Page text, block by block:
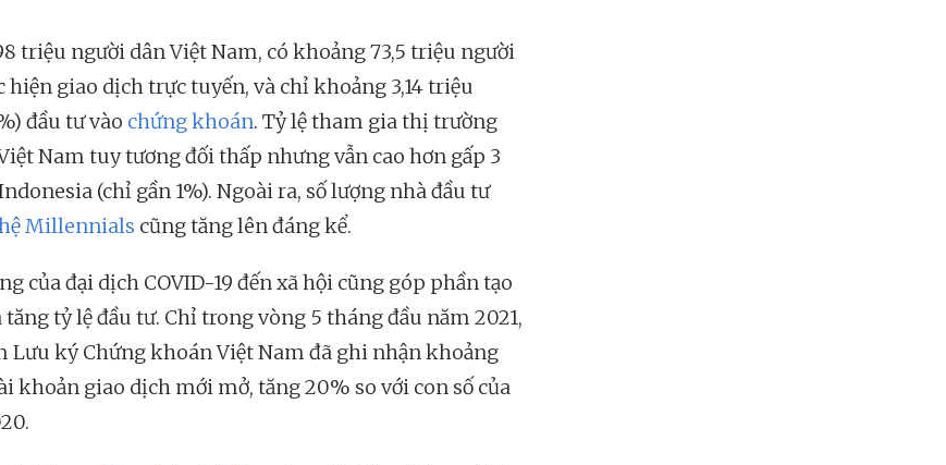
triệu người dân Việt Nam, có khoảng 73,5 triệu người
hiện giao dịch trực tuyến, và chỉ khoảng 3,14 triệu
đầu tư vào chứng khoán. Tỷ lệ tham gia thị trường
Nam tuy tương đối thấp nhưng vẫn cao hơn gấp 3
(chỉ gần 1%). Ngoài ra, số lượng nhà đầu tư
Millennials cũng tăng lên đáng kể.
của đại dịch COVID-19 đến xã hội cũng góp phần tạo
tăng tỷ lệ đầu tư. Chỉ trong vòng 5 tháng đầu năm 2021,
Lưu ký Chứng khoán Việt Nam đã ghi nhận khoảng
khoản giao dịch mới mở, tăng 20% so với con số của